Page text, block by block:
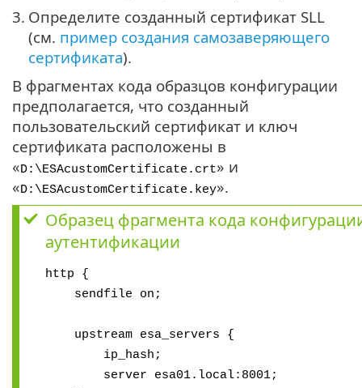
3. Определите созданный сертификат SLL
(см. пример создания самозаверяющего
сертификата).
В фрагментах кода образцов конфигурации
предполагается, что созданный
пользовательский сертификат и ключ
сертификата расположены в
«D:\ESAcustomCertificate.crt» и
«D:\ESAcustomCertificate.key».
Образец фрагмента кода
аутентификации
http {
sendfile on;
upstream esa_servers {
ip_hash;
server esa01.local:8001;